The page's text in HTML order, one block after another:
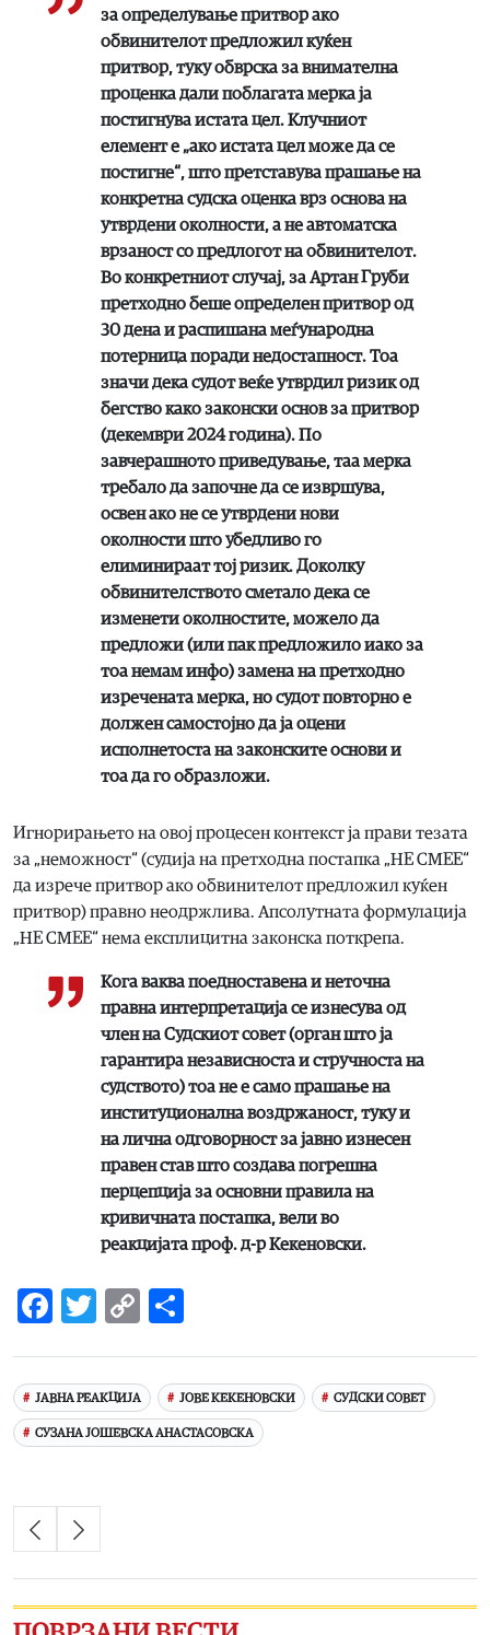
за определување притвор ако
обвинителот предложил куќен
притвор, туку обврска за внимателна
проценка дали поблагата мерка ја
постигнува истата цел. Клучниот
елемент е „ако истата цел може да се
постигне“, што претставува прашање на
конкретна судска оценка врз основа на
утврдени околности, а не автоматска
врзаност со предлогот на обвинителот.
Во конкретниот случај, за Артан Груби
претходно беше определен притвор од
30 дена и распишана меѓународна
потерница поради недостапност. Тоа
значи дека судот веќе утврдил ризик од
бегство како законски основ за притвор
(декември 2024 година). По
завчерашното приведување, таа мерка
требало да започне да се извршува,
освен ако не се утврдени нови
околности што убедливо го
елиминираат тој ризик. Доколку
обвинителството сметало дека се
изменети околностите, можело да
предложи (или пак предложило иако за
тоа немам инфо) замена на претходно
изречената мерка, но судот повторно е
должен самостојно да ја оцени
исполнетоста на законските основи и
тоа да го образложи.
Игнорирањето на овој процесен контекст ја прави тезата
за „неможност“ (судија на претходна постапка „НЕ СМЕЕ“
да изрече притвор ако обвинителот предложил куќен
притвор) правно неодржлива. Апсолутната формулација
„НЕ СМЕЕ“ нема експлицитна законска поткрепа.
Кога ваква поедноставена и неточна
правна интерпретација се изнесува од
член на Судскиот совет (орган што ја
гарантира независноста и стручноста на
судството) тоа не е само прашање на
институционална воздржаност, туку и
на лична одговорност за јавно изнесен
правен став што создава погрешна
перцепција за основни правила на
кривичната постапка, вели во
реакцијата проф. д-р Кекеновски.
Facebook
Twitter
Copy
ЈАВНА РЕАКЦИЈА ЈОВЕ КЕКЕНОВСКИ СУДСКИ СОВЕТ
СУЗАНА ЈОШЕВСКА АНАСТАСОВСКА